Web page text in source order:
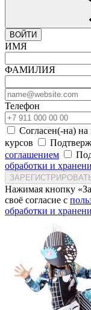
ВОЙТИ
ИМЯ
ФАМИЛИЯ
Телефон
Согласен(-на)
курсов
соглашением
обработки и
Нажимая кнопку
своё согласие с
обработки и